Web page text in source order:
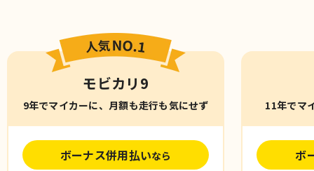
モビカリ9
9年でマイカーに、月額も走行も気にせず
ボーナス併用払いなら
11年でマ
ボ